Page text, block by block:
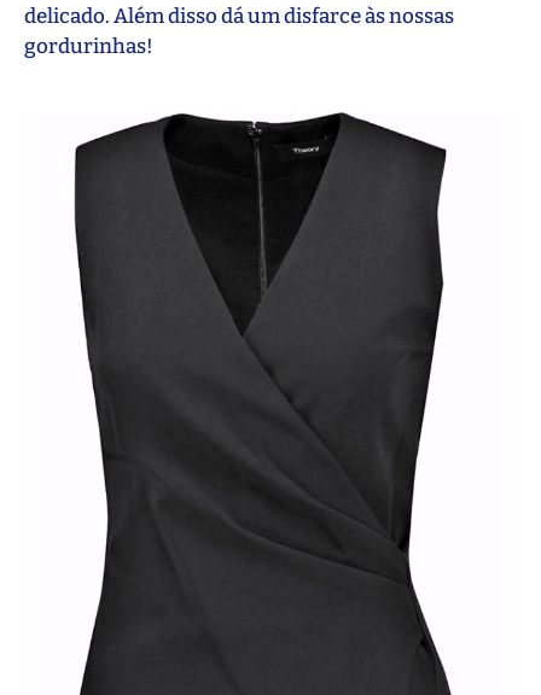
delicado. Além disso dá um disfarce às nossas
gordurinhas!